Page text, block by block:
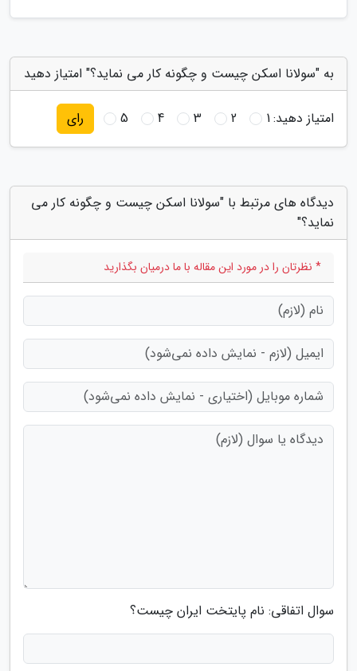
به "سولانا اسکن چیست و چگونه کار می نماید؟" امتیاز دهید
امتیاز دهید:1
2
3
4
5 رای
دیدگاه های مرتبط با "سولانا اسکن چیست و چگونه کار می
نماید؟"
* نظرتان را در مورد این مقاله با ما درمیان بگذارید
سوال اتفاقی: نام پایتخت ایران چیست؟